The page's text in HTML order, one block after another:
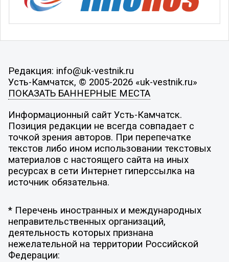
Редакция: info@uk-vestnik.ru
Усть-Камчатск, © 2005-2026 «uk-vestnik.ru»
ПОКАЗАТЬ БАННЕРНЫЕ МЕСТА
Информационный сайт Усть-Камчатск.
Позиция редакции не всегда совпадает с
точкой зрения авторов. При перепечатке
текстов либо ином использовании текстовых
материалов с настоящего сайта на иных
ресурсах в сети Интернет гиперссылка на
источник обязательна.
* Перечень иностранных и международных
неправительственных организаций,
деятельность которых признана
нежелательной на территории Российской
Федерации: